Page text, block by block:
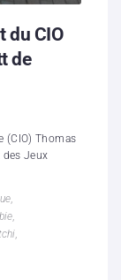
du CIO
de
(CIO) Thomas
des Jeux
,
,
,